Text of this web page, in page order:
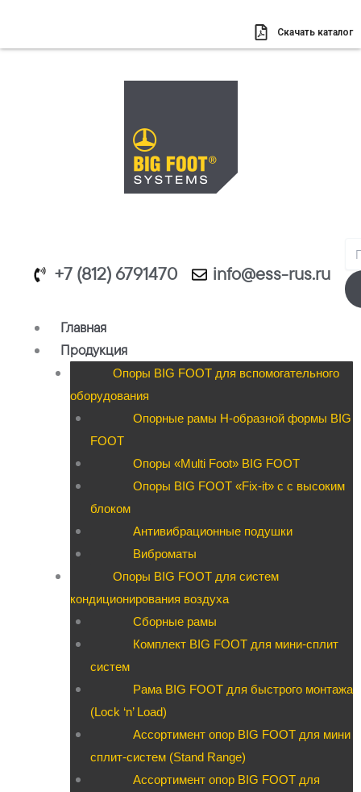
содержимому
Скачать каталог
+7 (812) 6791470 info@ess-rus.ru
Главная
Продукция
Опоры BIG FOOT для вспомогательного
оборудования
Опорные рамы H-образной формы BIG
FOOT
Опоры «Multi Foot» BIG FOOT
Опоры BIG FOOT «Fix-it» c с высоким
блоком
Антивибрационные подушки
Виброматы
Опоры BIG FOOT для систем
кондиционирования воздуха
Сборные рамы
Комплект BIG FOOT для мини-сплит
систем
Рама BIG FOOT для быстрого монтажа
(Lock ‘n’ Load)
Ассортимент опор BIG FOOT для мини
сплит-систем (Stand Range)
Ассортимент опор BIG FOOT для